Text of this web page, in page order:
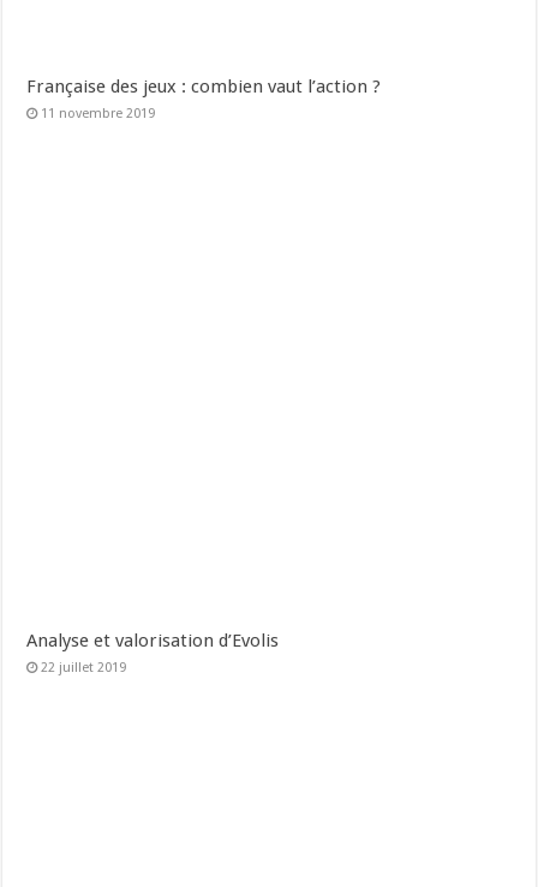
Française des jeux : combien vaut l’action ?
11 novembre 2019
Analyse et valorisation d’Evolis
22 juillet 2019